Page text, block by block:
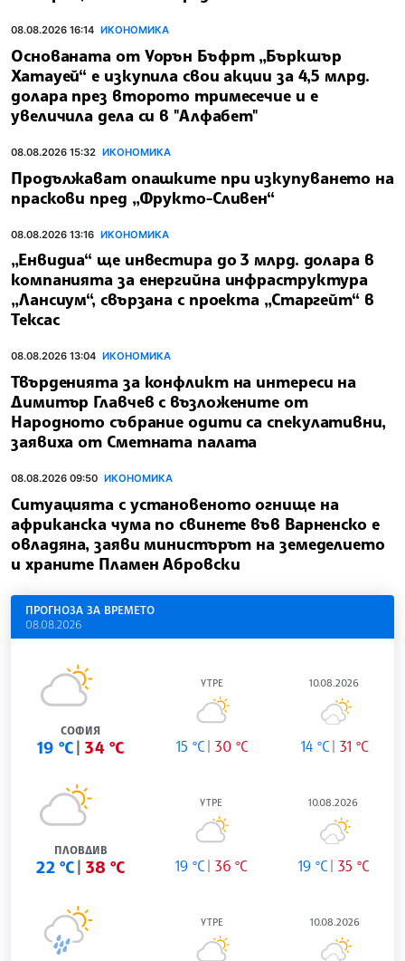
08.08.2026 16:14 ИКОНОМИКА
Основаната от Уорън Бъфрт „Бъркшър
Хатауей“ е изкупила свои акции за 4,5 млрд.
долара през второто тримесечие и е
увеличила дела си в "Алфабет"
08.08.2026 15:32 ИКОНОМИКА
Продължават опашките при изкупуването на
праскови пред „Фрукто-Сливен“
08.08.2026 13:16 ИКОНОМИКА
„Енвидиа“ ще инвестира до 3 млрд. долара в
компанията за енергийна инфраструктура
„Лансиум“, свързана с проекта „Старгейт“ в
Тексас
08.08.2026 13:04 ИКОНОМИКА
Твърденията за конфликт на интереси на
Димитър Главчев с възложените от
Народното събрание одити са спекулативни,
заявиха от Сметната палата
08.08.2026 09:50 ИКОНОМИКА
Ситуацията с установеното огнище на
африканска чума по свинете във Варненско е
овладяна, заяви министърът на земеделието
и храните Пламен Абровски
ПРОГНОЗА ЗА ВРЕМЕТО
08.08.2026
СОФИЯ
19 °C 34 °C
УТРЕ
15 °C 30 °C
10.08.2026
14 °C 31 °C
ПЛОВДИВ
22 °C 38 °C
УТРЕ
19 °C 36 °C
10.08.2026
19 °C 35 °C
УТРЕ 10.08.2026